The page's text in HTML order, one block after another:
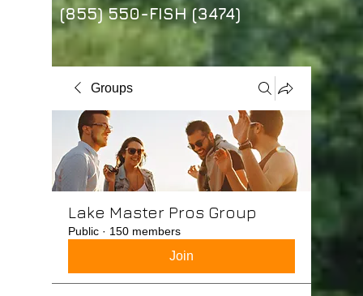
(855) 550-FISH (3474)
Groups
Lake Master Pros Group
Public · 150 members
Join